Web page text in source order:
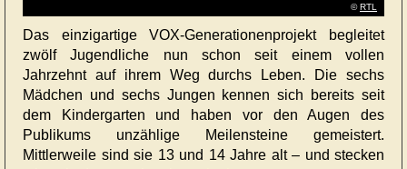
©RTL
Das einzigartige VOX-Generationenprojekt begleitet
zwölf Jugendliche nun schon seit einem vollen
Jahrzehnt auf ihrem Weg durchs Leben. Die sechs
Mädchen und sechs Jungen kennen sich bereits seit
dem Kindergarten und haben vor den Augen des
Publikums unzählige Meilensteine gemeistert.
Mittlerweile sind sie 13 und 14 Jahre alt – und stecken